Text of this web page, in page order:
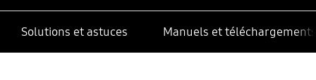
Solutions et astuces Manuels et téléchargements